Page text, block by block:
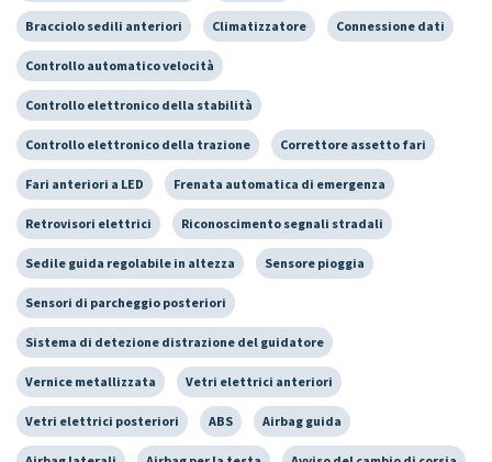
Bracciolo sedili anteriori Climatizzatore Connessione dati
Controllo automatico velocità
Controllo elettronico della stabilità
Controllo elettronico della trazione Correttore assetto fari
Fari anteriori a LED Frenata automatica di emergenza
Retrovisori elettrici Riconoscimento segnali stradali
Sedile guida regolabile in altezza Sensore pioggia
Sensori di parcheggio posteriori
Sistema di detezione distrazione del guidatore
Vernice metallizzata Vetri elettrici anteriori
Vetri elettrici posteriori ABS Airbag guida